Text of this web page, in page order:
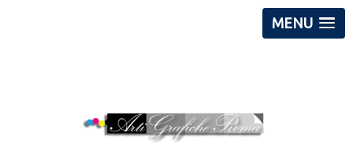
MENU